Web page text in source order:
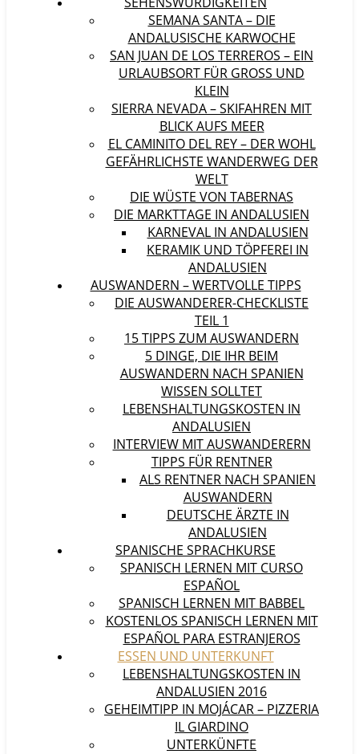
SEMANA SANTA – DIE
ANDALUSISCHE KARWOCHE
SAN JUAN DE LOS TERREROS – EIN
URLAUBSORT FÜR GROSS UND K
LEIN
SIERRA NEVADA – SKIFAHREN MIT
BLICK AUFS MEER
EL CAMINITO DEL REY – DER WOHL
GEFÄHRLICHSTE WANDERWEG DER
WELT
DIE WÜSTE VON TABERNAS
DIE MARKTTAGE IN ANDALUSIEN
KARNEVAL IN ANDALUSIEN
KERAMIK UND TÖPFEREI IN
ANDALUSIEN
AUSWANDERN – WERTVOLLE TIPPS
DIE AUSWANDERER-CHECKLISTE
TEIL 1
15 TIPPS ZUM AUSWANDERN
5 DINGE, DIE IHR BEIM
AUSWANDERN NACH SPANIEN
WISSEN SOLLTET
LEBENSHALTUNGSKOSTEN IN
ANDALUSIEN
INTERVIEW MIT AUSWANDERERN
TIPPS FÜR RENTNER
ALS RENTNER NACH SPANIEN
AUSWANDERN
DEUTSCHE ÄRZTE IN
ANDALUSIEN
SPANISCHE SPRACHKURSE
SPANISCH LERNEN MIT CURSO
ESPAÑOL
SPANISCH LERNEN MIT BABBEL
KOSTENLOS SPANISCH LERNEN MIT
ESPAÑOL PARA ESTRANJEROS
ESSEN UND UNTERKUNFT
LEBENSHALTUNGSKOSTEN IN
ANDALUSIEN 2016
GEHEIMTIPP IN MOJÁCAR – PIZZERIA
IL GIARDINO
UNTERKÜNFTE